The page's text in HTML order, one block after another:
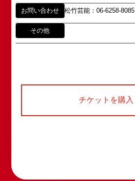
お問い合わせ 松竹芸能：06-6258-8085
その他
チケットを購入